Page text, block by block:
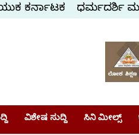
ಕರ್ನಾಟಕ ಧರ್ಮದರ್ಶಿ
ವಿಶೇಷ ಸುದ್ದಿ ಸಿನಿ ಮೀಲ್ಸ್